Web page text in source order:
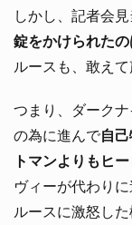
しかし、記者会
錠をかけられた
ルースも、敢え
つまり、ダーク
の為に進んで自
トマンよりもヒ
ヴィーが代わり
ルースに激怒した